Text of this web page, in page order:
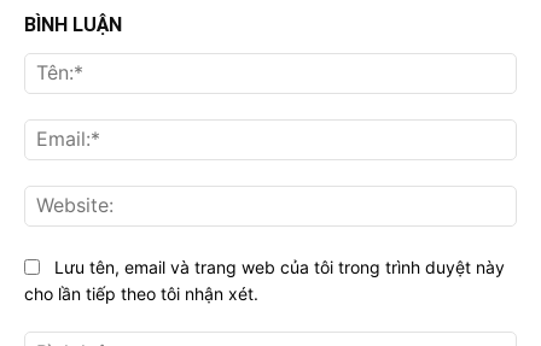
BÌNH LUẬN
Lưu tên, email và trang web của tôi trong trình duyệt này
cho lần tiếp theo tôi nhận xét.